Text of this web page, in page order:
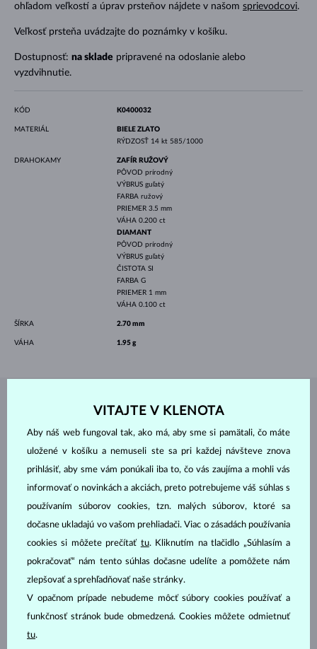
ohľadom veľkostí a úprav prsteňov nájdete v našom sprievodcovi.
Veľkosť prsteňa uvádzajte do poznámky v košíku.
Dostupnosť: na sklade pripravené na odoslanie alebo
vyzdvihnutie.
KÓD K0400032
MATERIÁL
BIELE ZLATO
RÝDZOSŤ 14 kt 585/1000
DRAHOKAMY
ZAFÍR RUŽOVÝ
PÔVOD prírodný
VÝBRUS guľatý
FARBA ružový
PRIEMER 3.5 mm
VÁHA 0.200 ct
DIAMANT
PÔVOD prírodný
VÝBRUS guľatý
ČISTOTA SI
FARBA G
PRIEMER 1 mm
VÁHA 0.100 ct
ŠÍRKA 2.70 mm
VÁHA 1.95 g
ŠPERKY ZATELIÉRU KLENOTA
VITAJTE V KLENOTA
Aby náš web fungoval tak, ako má, aby sme si pamätali, čo máte
uložené v košíku a nemuseli ste sa pri každej návšteve znova
prihlásiť, aby sme vám ponúkali iba to, čo vás zaujíma a mohli vás
informovať o novinkách a akciách, preto potrebujeme váš súhlas s
používaním súborov cookies, tzn. malých súborov, ktoré sa
dočasne ukladajú vo vašom prehliadači. Viac o zásadách používania
cookies si môžete prečítať tu. Kliknutím na tlačidlo „Súhlasím a
pokračovať“ nám tento súhlas dočasne udelíte a pomôžete nám
zlepšovať a sprehľadňovať naše stránky.
V opačnom prípade nebudeme môcť súbory cookies používať a
funkčnosť stránok bude obmedzená. Cookies môžete odmietnuť
tu.